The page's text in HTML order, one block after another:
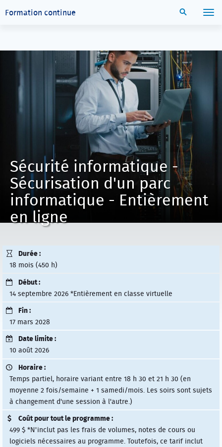
Formation continue Menu
Recherche
Sécurité informatique -
Sécurisation d'un parc
informatique - Entièrement
en ligne
Durée :
18 mois (450 h)
Début :
14 septembre 2026 *Entièrement en classe virtuelle
Fin :
17 mars 2028
Date limite :
10 août 2026
Horaire :
Temps partiel, horaire variant entre 18 h 30 et 21 h 30 (en
moyenne 2 fois/semaine + 1 samedi/mois. Les soirs sont sujets
à changement d'une session à l'autre.)
Coût pour tout le programme :
499 $ *N'inclut pas les frais de volumes, notes de cours ou
logiciels nécessaires au programme. Toutefois, ce tarif inclut